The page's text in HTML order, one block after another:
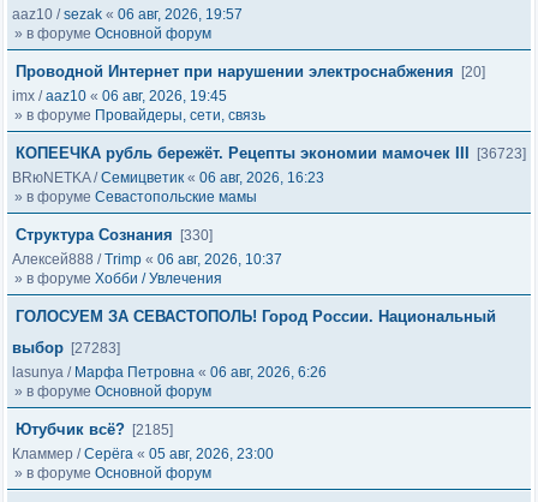
aaz10 /sezak « 06 авг, 2026, 19:57
» в форуме Основной форум
Проводной Интернет при нарушении электроснабжения
[20]
imx /aaz10 « 06 авг, 2026, 19:45
» в форуме Провайдеры, сети, связь
КОПЕЕЧКА рубль бережёт. Рецепты экономии мамочек III
[36723]
BRюNETKA/Семицветик « 06 авг, 2026, 16:23
» в форуме Севастопольские мамы
Структура Сознания
[330]
Алексей888 /Trimp « 06 авг, 2026, 10:37
» в форуме Хобби / Увлечения
ГОЛОСУЕМ ЗА СЕВАСТОПОЛЬ! Город России. Национальный
выбор [27283]
lasunya / Марфа Петровна « 06 авг, 2026, 6:26
» в форуме Основной форум
Ютубчик всё? [2185]
Кламмер /Серёга « 05 авг, 2026, 23:00
» в форуме Основной форум